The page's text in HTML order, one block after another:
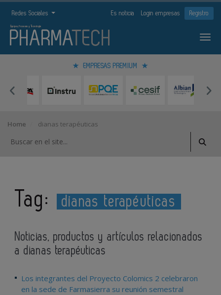
Redes Sociales Es noticia Login empresas Registro
EMPRESAS PREMIUM
Home dianas terapéuticas
Tag: dianas terapéuticas
Noticias, productos y artículos relacionados
a dianas terapéuticas
Los integrantes del Proyecto Colomics 2 celebraron
en la sede de Farmasierra su reunión semestral